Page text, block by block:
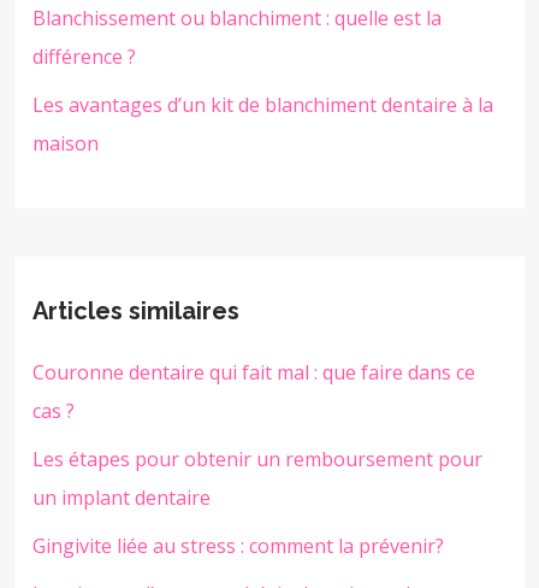
Blanchissement ou blanchiment : quelle est la
différence ?
Les avantages d’un kit de blanchiment dentaire à la
maison
Articles similaires
Couronne dentaire qui fait mal : que faire dans ce
cas ?
Les étapes pour obtenir un remboursement pour
un implant dentaire
Gingivite liée au stress : comment la prévenir?